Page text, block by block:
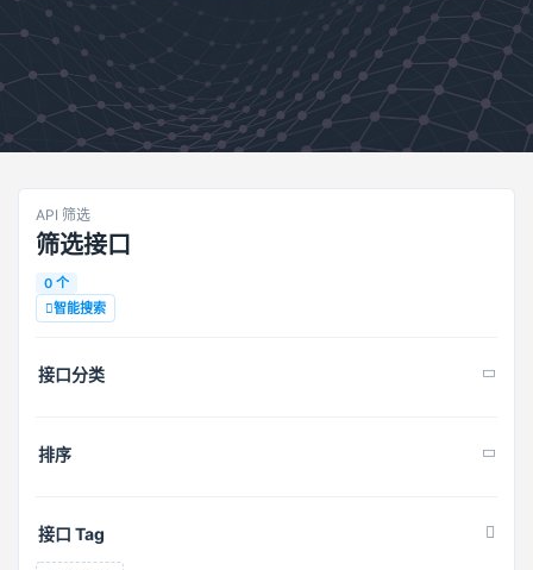
API 筛选
筛选接口
0 个
智能搜索
接口分类
排序
接口 Tag